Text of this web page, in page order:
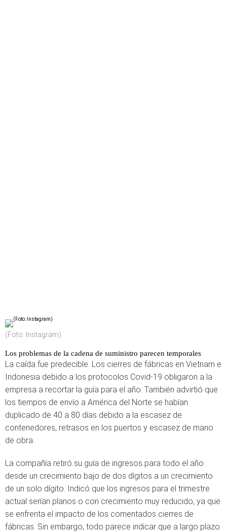
(Foto: Instagram)
Los problemas de la cadena de suministro parecen temporales
La caída fue predecible. Los cierres de fábricas en Vietnam e
Indonesia debido a los protocolos Covid-19 obligaron a la
empresa a recortar la guía para el año. También advirtió que
los tiempos de envío a América del Norte se habían
duplicado de 40 a 80 días debido a la escasez de
contenedores, retrasos en los puertos y escasez de mano
de obra.
La compañía retiró su guía de ingresos para todo el año
desde un crecimiento bajo de dos dígitos a un crecimiento
de un solo dígito. Indicó que los ingresos para el trimestre
actual serían planos o con crecimiento muy reducido, ya que
se enfrenta el impacto de los comentados cierres de
fábricas. Sin embargo, todo parece indicar que a largo plazo